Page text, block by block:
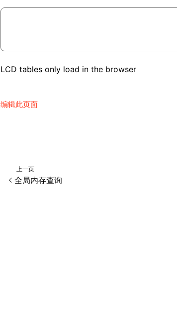
LCD tables only load in the browser
编辑此页面
上一页
全局内存查询